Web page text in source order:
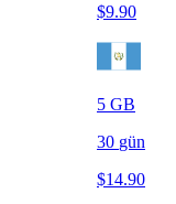
$9.90
5 GB
30 gün
$14.90